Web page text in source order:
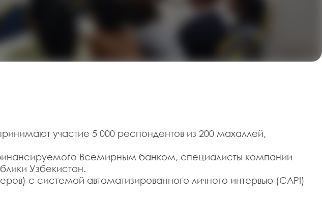
участие 5 000 респондентов из 200 махаллей,
Всемирным банком, специалисты компании
Узбекистан.
с системой автоматизированного личного интервью (CAPI)